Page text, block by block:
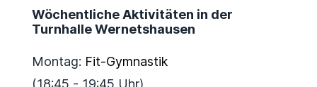
Wöchentliche Aktivitäten in der
Turnhalle Wernetshausen
Montag: Fit-Gymnastik
(18:45 - 19:45 Uhr)